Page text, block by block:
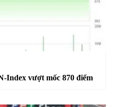
Index vượt mốc 870 điểm